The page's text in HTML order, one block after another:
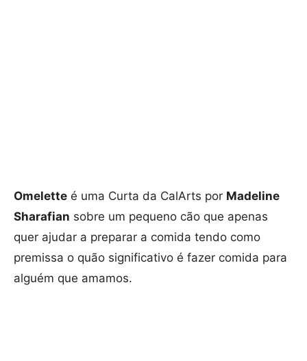
Omelette é uma Curta da CalArts por Madeline
Sharafian sobre um pequeno cão que apenas
quer ajudar a preparar a comida tendo como
premissa o quão significativo é fazer comida para
alguém que amamos.